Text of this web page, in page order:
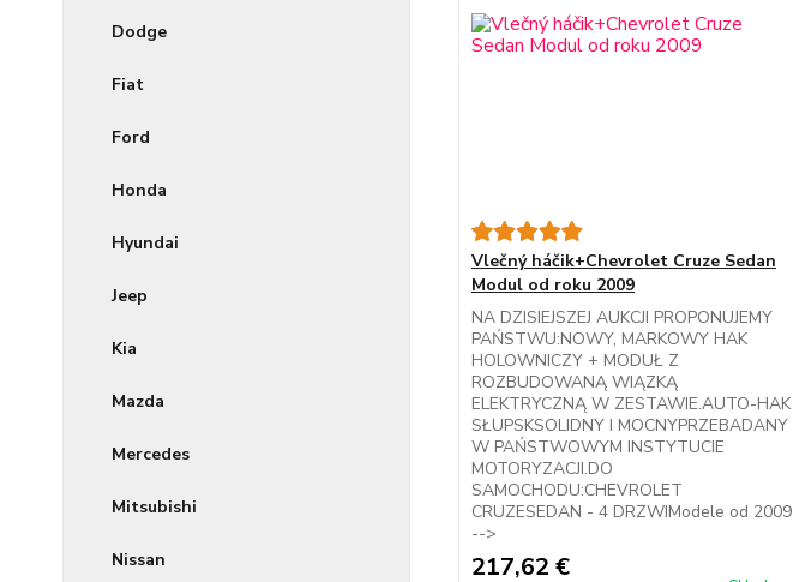
Dodge
Fiat
Ford
Honda
Hyundai
Jeep
Kia
Mazda
Mercedes
Mitsubishi
Nissan
Vlečný háčik+Chevrolet Cruze Sedan
Modul od roku 2009
NA DZISIEJSZEJ AUKCJI PROPONUJEMY
PAŃSTWU:NOWY, MARKOWY HAK
HOLOWNICZY + MODUŁ Z
ROZBUDOWANĄ WIĄZKĄ
ELEKTRYCZNĄ W ZESTAWIE.AUTO-HAK
SŁUPSKSOLIDNY I MOCNYPRZEBADANY
W PAŃSTWOWYM INSTYTUCIE
MOTORYZACJI.DO
SAMOCHODU:CHEVROLET
CRUZESEDAN - 4 DRZWIModele od 2009
-->
217,62 €